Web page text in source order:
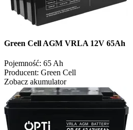
Green Cell AGM VRLA 12V 65Ah
Pojemność: 65 Ah
Producent: Green Cell
Zobacz akumulator